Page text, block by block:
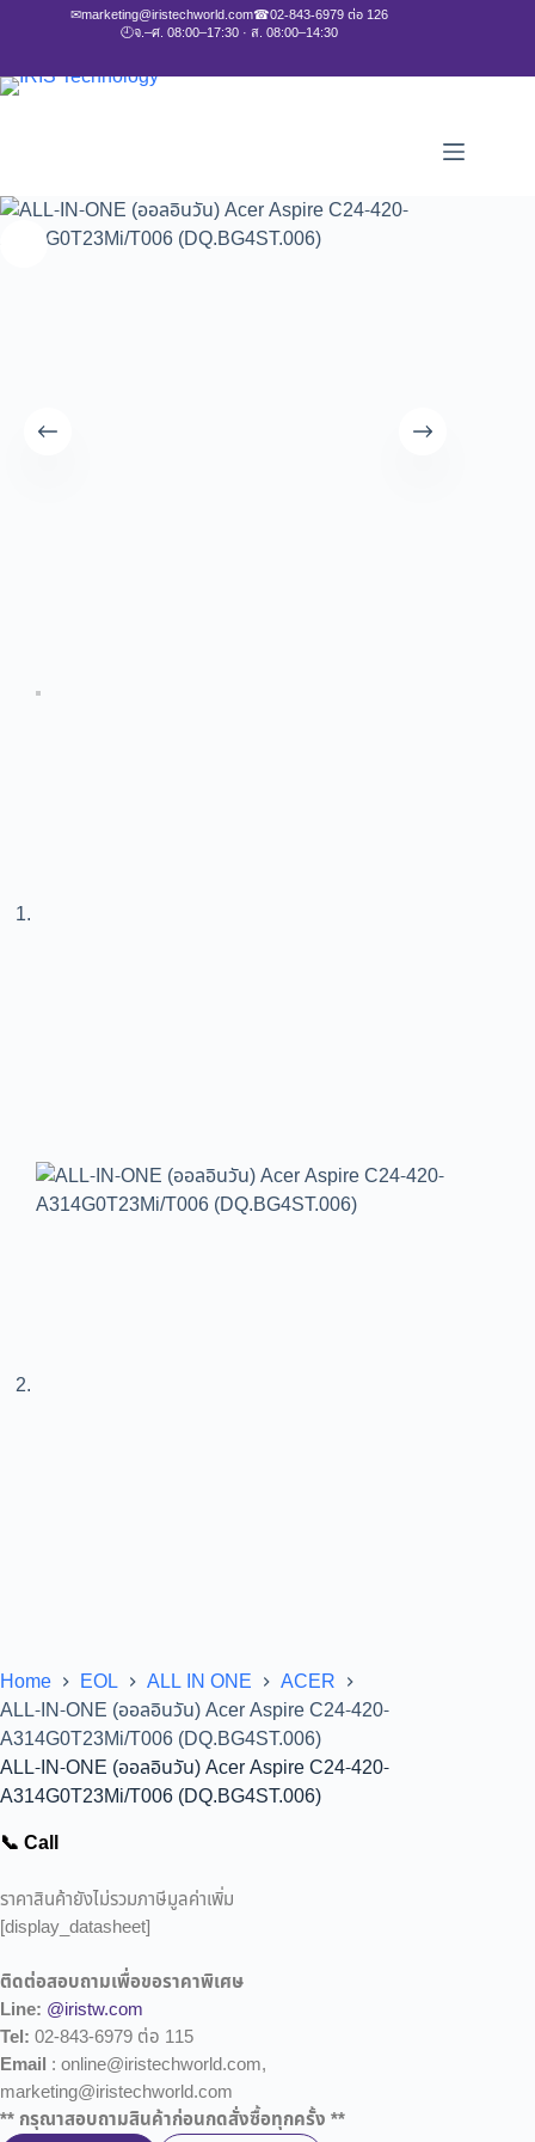
✉marketing@iristechworld.com☎02-843-6979 ต่อ 126
🕘จ.–ศ. 08:00–17:30 · ส. 08:00–14:30
Home EOL ALL IN ONE
ACER
ALL-IN-ONE (ออลอินวัน) Acer Aspire C24-420-
A314G0T23Mi/T006 (DQ.BG4ST.006)
ALL-IN-ONE (ออลอินวัน) Acer Aspire C24-420-
A314G0T23Mi/T006 (DQ.BG4ST.006)
📞 Call
ราคาสินค้ายังไม่รวมภาษีมูลค่าเพิ่ม
[display_datasheet]
ติดต่อสอบถามเพื่อขอราคาพิเศษ
Line: @iristw.com
Tel: 02-843-6979 ต่อ 115
Email : online@iristechworld.com,
marketing@iristechworld.com
** กรุณาสอบถามสินค้าก่อนกดสั่งซื้อทุกครั้ง **